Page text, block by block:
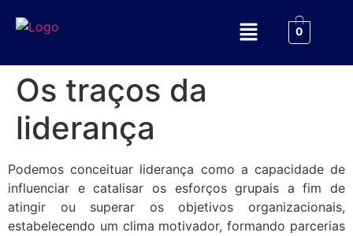
0
Os traços da
liderança
Podemos conceituar liderança como a capacidade de
influenciar e catalisar os esforços grupais a fim de
atingir ou superar os objetivos organizacionais,
estabelecendo um clima motivador, formando parcerias